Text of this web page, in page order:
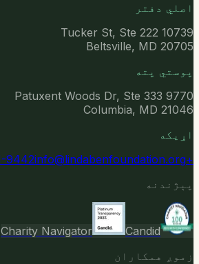
اصلي دفتر
10739 Tucker St, Ste 222
Beltsville, MD 20705
پوستي پته
9770 Patuxent Woods Dr, Ste 333
Columbia, MD 21046
اړیکه
+1-240-461-9442
info@lindabenfoundation.org
پېژندنه
Charity Navigator
Candid
زموږ همکاران